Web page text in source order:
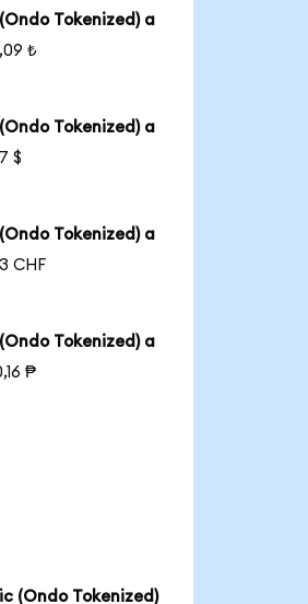
Tokenized) a
₺
Tokenized) a
$
Tokenized) a
CHF
Tokenized) a
₱
(Ondo Tokenized)